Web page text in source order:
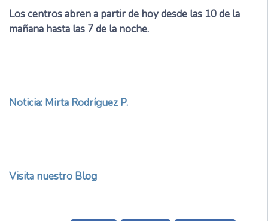
Los centros abren a partir de hoy desde las 10 de la
mañana hasta las 7 de la noche.
Noticia: Mirta Rodríguez P.
Visita nuestro Blog